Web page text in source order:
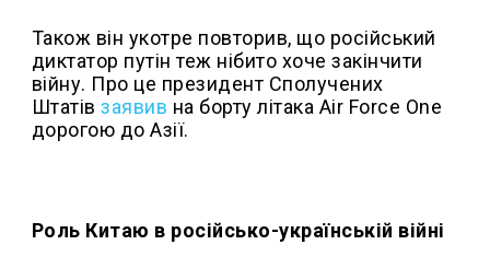
Також він укотре повторив, що російський
диктатор путін теж нібито хоче закінчити
війну. Про це президент Сполучених
Штатівзаявив на борту літака Air Force One
дорогою до Азії.
Роль Китаю в російсько-українській війні